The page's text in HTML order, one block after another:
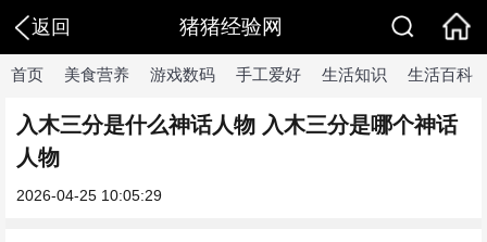
返回 猪猪经验网
首页 美食营养 游戏数码 手工爱好 生活知识 生活百科
入木三分是什么神话人物 入木三分是哪个神话
人物
2026-04-25 10:05:29